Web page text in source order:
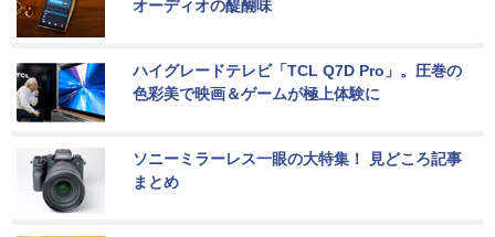
オーディオの醍醐味
ハイグレードテレビ「TCL Q7D Pro」。圧巻の
色彩美で映画＆ゲームが極上体験に
ソニーミラーレス一眼の大特集！ 見どころ記事
まとめ